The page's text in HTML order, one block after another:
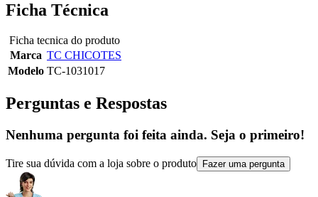
Ficha Técnica
Ficha tecnica do produto
Marca TC CHICOTES
Modelo TC-1031017
Perguntas e Respostas
Nenhuma pergunta foi feita ainda. Seja o primeiro!
Tire sua dúvida com a loja sobre o produto Fazer uma pergunta